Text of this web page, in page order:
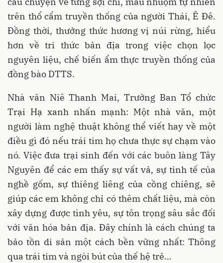
trên thổ cẩm truyền thống của người Thái, Ê Đê.
Đồng thời, thưởng thức hương vị núi rừng, hiểu
hơn về tri thức bản địa trong việc chọn lọc
nguyên liệu, chế biến ẩm thực truyền thống của
đồng bào DTTS.
Nhà văn Niê Thanh Mai, Trưởng Ban Tổ chức
Trại Hạ xanh nhấn mạnh: Một nhà văn, một
người làm nghệ thuật không thể viết hay về một
điều gì đó nếu trái tim họ chưa thực sự chạm vào
nó. Việc đưa trại sinh đến với các buôn làng Tây
Nguyên để các em thấy sự vất vả, sự tinh tế của
nghề gốm, sự thiêng liêng của cồng chiêng, sẽ
giúp các em không chỉ có thêm chất liệu, mà còn
xây dựng được tình yêu, sự tôn trọng sâu sắc đối
với văn hóa bản địa. Đây chính là cách chúng ta
bảo tồn di sản một cách bền vững nhất: Thông
qua trái tim và ngòi bút của thế hệ trẻ…